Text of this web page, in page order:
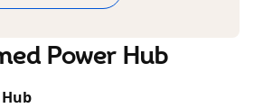
Power Hub